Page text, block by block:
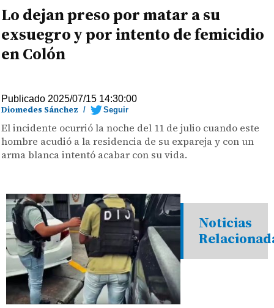
Lo dejan preso por matar a su
exsuegro y por intento de femicidio
en Colón
Publicado 2025/07/15 14:30:00
Diomedes Sánchez / Seguir
El incidente ocurrió la noche del 11 de julio cuando este
hombre acudió a la residencia de su expareja y con un
arma blanca intentó acabar con su vida.
Noticias